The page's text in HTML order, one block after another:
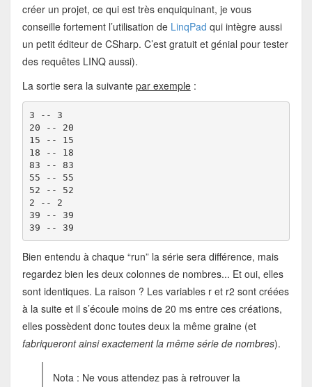
créer un projet, ce qui est très enquiquinant, je vous
conseille fortement l’utilisation de LinqPad qui intègre aussi
un petit éditeur de CSharp. C’est gratuit et génial pour tester
des requêtes LINQ aussi).
La sortie sera la suivante par exemple:
3 -- 3
20 -- 20
15 -- 15
18 -- 18
83 -- 83
55 -- 55
52 -- 52
2 -- 2
39 -- 39
39 -- 39
Bien entendu à chaque “run” la série sera différence, mais
regardez bien les deux colonnes de nombres... Et oui, elles
sont identiques. La raison ? Les variables r et r2 sont créées
à la suite et il s’écoule moins de 20 ms entre ces créations,
elles possèdent donc toutes deux la même graine (et
fabriqueront ainsi exactement la même série de nombres).
Nota : Ne vous attendez pas à retrouver la